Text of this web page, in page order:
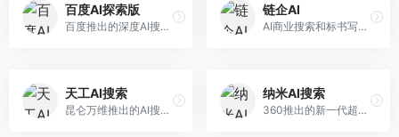
百度AI探索版
百度推出的深度AI搜索引擎，整合百度知识图谱。面向中文用户，提供智能问答、知识探索、内容生成等服务，知识覆盖面广。
链企AI
AI商业搜索和标书写作工具，专注于企业服务场景。面向企业用户，提供商业信息搜索、标书生成、企业分析等服务，商业信息专业。
天工AI搜索
昆仑万维推出的AI搜索引擎，整合大模型与搜索能力。面向普通用户，提供智能问答、深度搜索、内容整理等服务，中文搜索体验好。
纳米AI搜索
360推出的新一代超级AI搜索，深度整合360搜索资源。面向普通用户，提供智能问答、多模态搜索、内容生成等服务，安全可靠。